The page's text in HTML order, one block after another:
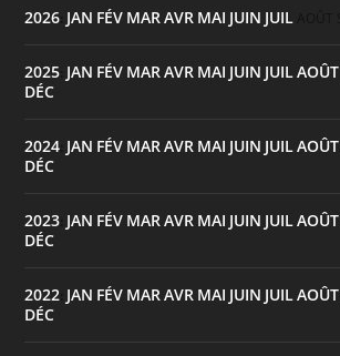
2026 JAN FÉV MAR AVR MAI JUIN JUIL
2025 JAN FÉV MAR AVR MAI JUIN JUIL AOÛT
DÉC
2024 JAN FÉV MAR AVR MAI JUIN JUIL AOÛT
DÉC
2023 JAN FÉV MAR AVR MAI JUIN JUIL AOÛT
DÉC
2022 JAN FÉV MAR AVR MAI JUIN JUIL AOÛT
DÉC